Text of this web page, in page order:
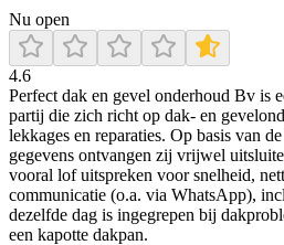
Nu open
4.6
Perfect dak en gevel onderhoud Bv is
partij die zich richt op dak- en
lekkages en reparaties. Op basis van
gegevens ontvangen zij vrijwel
vooral lof uitspreken voor snelheid,
communicatie (o.a. via WhatsApp),
dezelfde dag is ingegrepen bij
een kapotte dakpan.